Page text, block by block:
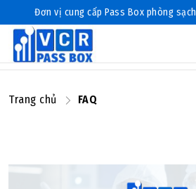
Đơn vị cung cấp Pass Box phòng
Trang chủ FAQ